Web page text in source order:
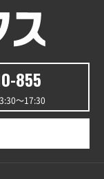
対応)100
855
〜17:30